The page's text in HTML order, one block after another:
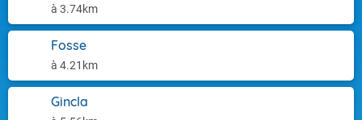
à 3.74km
Fosse
à 4.21km
Gincla